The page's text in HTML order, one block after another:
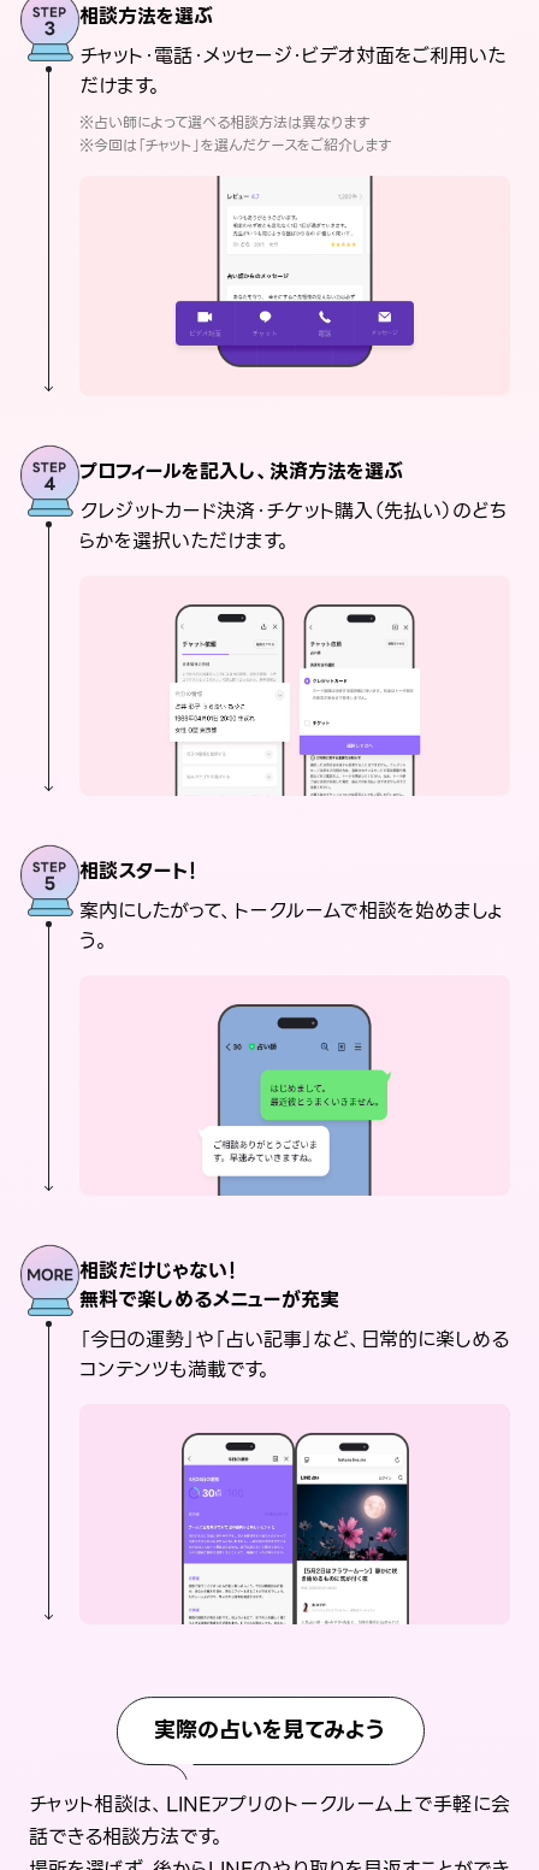
相談方法を選ぶ
チャット・電話・メッセージ・ビデオ対面をご利用いた
だけます。
※占い師によって選べる相談方法は異なります
※今回は「チャット」を選んだケースをご紹介します
プロフィールを記入し、決済方法を選ぶ
クレジットカード決済・チケット購入（先払い）のどち
らかを選択いただけます。
相談スタート！
案内にしたがって、トークルームで相談を始めましょ
う。
相談だけじゃない！
無料で楽しめるメニューが充実
「今日の運勢」や「占い記事」など、日常的に楽しめる
コンテンツも満載です。
実際の占いを見てみよう
チャット相談は、LINEアプリのトークルーム上で手軽に会
話できる相談方法です。